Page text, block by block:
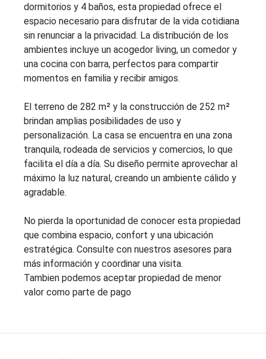
dormitorios y 4 baños, esta propiedad ofrece el
espacio necesario para disfrutar de la vida cotidiana
sin renunciar a la privacidad. La distribución de los
ambientes incluye un acogedor living, un comedor y
una cocina con barra, perfectos para compartir
momentos en familia y recibir amigos.
El terreno de 282 m² y la construcción de 252 m²
brindan amplias posibilidades de uso y
personalización. La casa se encuentra en una zona
tranquila, rodeada de servicios y comercios, lo que
facilita el día a día. Su diseño permite aprovechar al
máximo la luz natural, creando un ambiente cálido y
agradable.
No pierda la oportunidad de conocer esta propiedad
que combina espacio, confort y una ubicación
estratégica. Consulte con nuestros asesores para
más información y coordinar una visita.
Tambien podemos aceptar propiedad de menor
valor como parte de pago